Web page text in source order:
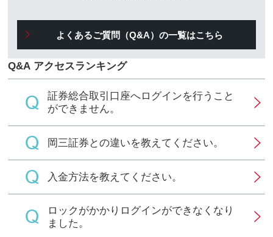
よくあるご質問（Q&Aキューアンドエー
）の一覧はこちら
Q&Aキューアンドエー
アクセスランキング
証券総合取引口座へログインを行うこと
ができません。
岡三証券との違いを教えてください。
入金方法を教えてください。
ロックがかかりログインができなくなり
ました。